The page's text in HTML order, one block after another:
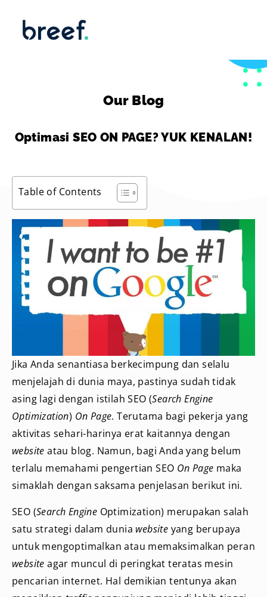
Our Blog
Optimasi SEO ON PAGE? YUK KENALAN!
Table of Contents
Jika Anda senantiasa berkecimpung dan selalu
menjelajah di dunia maya, pastinya sudah tidak
asing lagi dengan istilah SEO (Search Engine
Optimization) On Page. Terutama bagi pekerja yang
aktivitas sehari-harinya erat kaitannya dengan
websiteatau blog. Namun, bagi Anda yang belum
terlalu memahami pengertian SEO On Page maka
simaklah dengan saksama penjelasan berikut ini.
SEO (Search Engine Optimization) merupakan salah
satu strategi dalam dunia website yang berupaya
untuk mengoptimalkan atau memaksimalkan peran
websiteagar muncul di peringkat teratas mesin
pencarian internet. Hal demikian tentunya akan